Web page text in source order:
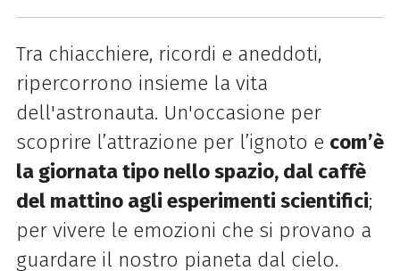
Tra chiacchiere, ricordi e aneddoti,
ripercorrono insieme la vita
dell'astronauta. Un'occasione per
scoprire l’attrazione per l’ignoto e com’è
la giornata tipo nello spazio, dal caffè
del mattino agli esperimenti scientifici;
per vivere le emozioni che si provano a
guardare il nostro pianeta dal cielo.